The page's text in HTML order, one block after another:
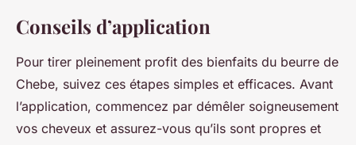
Conseils d’application
Pour tirer pleinement profit des bienfaits du beurre de
Chebe, suivez ces étapes simples et efficaces. Avant
l’application, commencez par démêler soigneusement
vos cheveux et assurez-vous qu’ils sont propres et